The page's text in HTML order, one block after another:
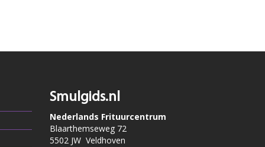
Smulgids.nl
Nederlands Frituurcentrum
Blaarthemseweg 72
5502 JW Veldhoven